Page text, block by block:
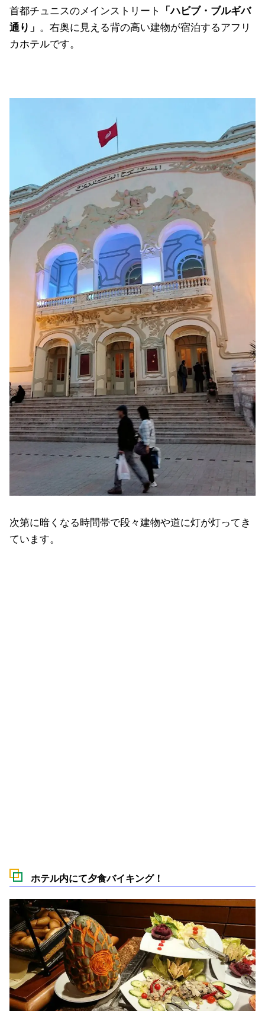
首都チュニスのメインストリート
「ハビブ・ブルギバ
通り」 。右奥に見える背の高い建物が宿泊するアフリ
カホテルです。
次第に暗くなる時間帯で段々建物や道に灯が灯ってき
ています。
ホテル内にて夕食バイキング！